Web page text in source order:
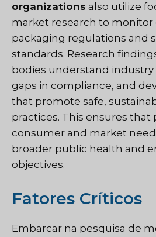
organizations also utilize
market research to
packaging regulations and
standards. Research
bodies understand
gaps in compliance, and
that promote safe,
practices. This ensures
consumer and market
broader public health and
objectives.
Fatores Críticos
Embarcar na pesquisa de